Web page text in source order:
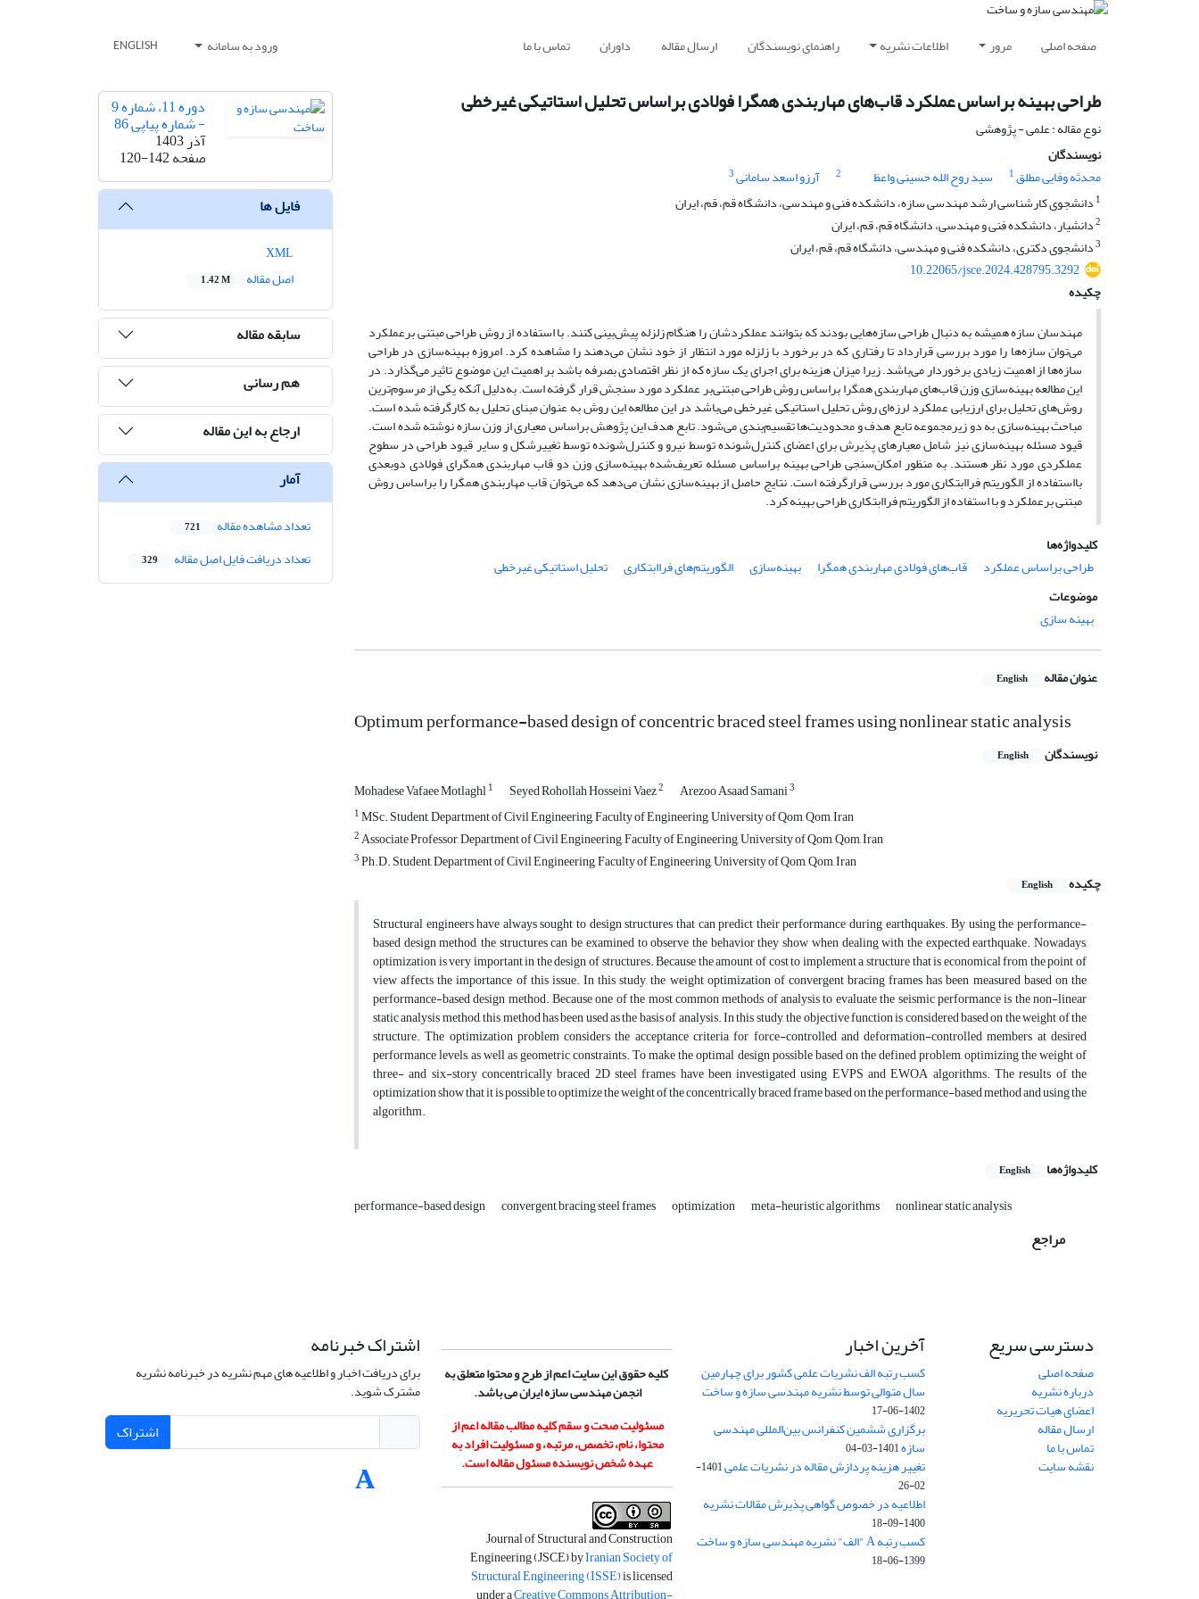
صفحه اصلی مرور اطلاعات نشریه راهنمای نویسندگان ارسال مقاله داوران تماس با ما ورود به سامانه ENGLISH
طراحی بهینه براساس عملکرد قاب‌های مهاربندی همگرا فولادی براساس تحلیل استاتیکی غیرخطی
نوع مقاله : علمی - پژوهشی
نویسندگان
محدثه وفایی مطلق1 سید روح الله حسینی واعظ 2 آرزو اسعد سامانی3
1 دانشجوی کارشناسی ارشد مهندسی سازه، دانشکده فنی و مهندسی، دانشگاه قم، قم، ایران
2دانشیار، دانشکده فنی و مهندسی، دانشگاه قم، قم، ایران
3دانشجوی دکتری، دانشکده فنی و مهندسی، دانشگاه قم، قم، ایران
10.22065/jsce.2024.428795.3292
چکیده
مهندسان سازه همیشه به دنبال طراحی سازه‌هایی بودند که بتوانند عملکردشان را هنگام زلزله پیش‌بینی کنند. با استفاده از روش طراحی مبتنی برعملکرد
می‌توان سازه‌ها را مورد بررسی قرارداد تا رفتاری که در برخورد با زلزله مورد انتظار از خود نشان می‌دهند را مشاهده کرد. امروزه بهینه‌سازی در طراحی
سازه‌ها از اهمیت زیادی برخوردار می‌باشد. زیرا میزان هزینه برای اجرای یک سازه که از نظر اقتصادی بصرفه باشد بر اهمیت این موضوع تاثیر می‌گذارد. در
این مطالعه بهینه‌سازی وزن قاب‌های مهاربندی همگرا بر‌اساس روش طراحی مبتنی‌بر‌ عملکرد مورد سنجش قرار گرفته است. به‌دلیل آنکه یکی از مرسوم‌ترین
روش‌های تحلیل برای ارزیابی عملکرد لرزه‌ای روش تحلیل استاتیکی غیرخطی می‌باشد در این مطالعه این روش به عنوان مبنای تحلیل به‌ کارگرفته شده است.
مباحث بهینه‌سازی به دو زیرمجموعه تابع هدف و محدودیت‌ها تقسیم‌بندی می‌شود. تابع هدف این پژوهش براساس معیاری از وزن سازه نوشته شده‌ است.
قیود مسئله بهینه‌سازی نیز شامل معیارهای پذیرش برای اعضای کنترل‌شونده توسط نیرو و کنترل‌شونده توسط تغییرشکل و سایر قیود طراحی در سطوح
عملکردی مورد نظر هستند. به منظور امکان‌سنجی طراحی بهینه براساس مسئله تعریف‌شده بهینه‌سازی وزن دو قاب مهاربندی همگرای فولادی دوبعدی
بااستفاده از الگوریتم فراابتکاری مورد بررسی قرارگرفته است. نتایج حاصل از بهینه‌سازی نشان می‌دهد که می‌توان قاب مهاربندی همگرا را براساس روش
مبتنی برعملکرد و با استفاده از الگوریتم فراابتکاری طراحی بهینه کرد.
کلیدواژه‌ها
طراحی براساس عملکرد
قاب‌های‌ فولادی ‌مهاربندی همگرا بهینه‌سازی الگوریتم‌های‌ فراابتکاری
تحلیل استاتیکی غیرخطی
موضوعات
بهینه سازی
عنوان مقاله English
Optimum performance-based design of concentric braced steel frames using nonlinear static analysis
نویسندگان English
Mohadese Vafaee Motlaghl1 Seyed Rohollah Hosseini Vaez2 Arezoo Asaad Samani3
1MSc. Student, Department of Civil Engineering, Faculty of Engineering, University of Qom, Qom, Iran
2Associate Professor, Department of Civil Engineering, Faculty of Engineering, University of Qom, Qom, Iran
3Ph.D. Student, Department of Civil Engineering, Faculty of Engineering, University of Qom, Qom, Iran
چکیده
English
Structural engineers have always sought to design structures that can predict their performance during earthquakes. By using the performance-
based design method, the structures can be examined to observe the behavior they show when dealing with the expected earthquake. Nowadays,
optimization is very important in the design of structures. Because the amount of cost to implement a structure that is economical from the point of
view affects the importance of this issue. In this study, the weight optimization of convergent bracing frames has been measured based on the
performance-based design method. Because one of the most common methods of analysis to evaluate the seismic performance is the non-linear
static analysis method, this method has been used as the basis of analysis. In this study, the objective function is considered based on the weight of the
structure. The optimization problem considers the acceptance criteria for force-controlled and deformation-controlled members at desired
performance levels, as well as geometric constraints. To make the optimal design possible based on the defined problem, optimizing the weight of
three- and six-story concentrically braced 2D steel frames have been investigated using EVPS and EWOA algorithms. The results of the
optimization show that it is possible to optimize the weight of the concentrically braced frame based on the performance-based method and using the
algorithm.
کلیدواژه‌ها English
performance-based design convergent bracing steel frames optimization meta-heuristic algorithms nonlinear static analysis
مراجع
دوره 11، شماره 9
- شماره پیاپی 86
آذر 1403
صفحه120-142
فایل ها
اصل مقاله
1.42 M
سابقه مقاله
هم رسانی
ارجاع به این مقاله
آمار
تعداد مشاهده مقاله 721
تعداد دریافت فایل اصل مقاله 329
دسترسی سریع
صفحه اصلی
درباره نشریه
اعضای هیات تحریریه
ارسال مقاله
تماس با ما
نقشه سایت
آخرین اخبار
کسب رتبه الف نشریات علمی کشور برای چهارمین
سال متوالی توسط نشریه مهندسی سازه و ساخت
1402-06-17
برگزاری ششمین کنفرانس بین‌المللی مهندسی
سازه1401-03-04
تغییر هزینه پردازش مقاله در نشریات علمی
1401-
02-26
اطلاعیه در خصوص گواهی پذیرش مقالات نشریه
1400-09-18
کسب رتبه A "الف" نشریه مهندسی سازه و ساخت
1399-06-18
کلیه حقوق این سایت اعم از طرح و محتوا متعلق به
انجمن مهندسی سازه ایران می باشد.
مسئولیت صحت و سقم کلیه مطالب مقاله اعم از
محتوا، نام، تخصص، مرتبه، و مسئولیت افراد به
عهده شخص نویسنده مسئول مقاله است.
Journal of Structural and Construction
Engineering (JSCE) byIranian Society of
Structural Engineering (ISSE)is licensed
اشتراک خبرنامه
برای دریافت اخبار و اطلاعیه های مهم نشریه در خبرنامه نشریه
مشترک شوید.
اشتراک